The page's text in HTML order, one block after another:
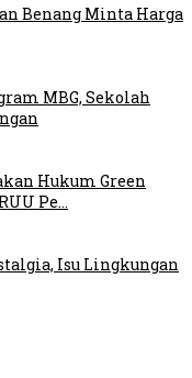
Benang Minta Harga
MBG, Sekolah
Hukum Green
Pe…
Isu Lingkungan